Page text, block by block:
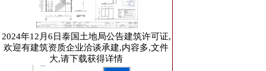
2024年12月6日泰国土地局公告建筑许可证,
欢迎有建筑资质企业洽谈承建,内容多,文件
大,请下载获得详情